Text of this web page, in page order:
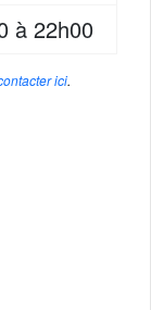
à 22h00
ici.